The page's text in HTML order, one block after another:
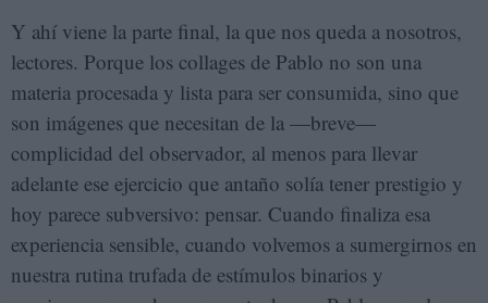
Y ahí viene la parte final, la que nos queda a nosotros,
lectores. Porque los collages de Pablo no son una
materia procesada y lista para ser consumida, sino que
son imágenes que necesitan de la —breve—
complicidad del observador, al menos para llevar
adelante ese ejercicio que antaño solía tener prestigio y
hoy parece subversivo: pensar. Cuando finaliza esa
experiencia sensible, cuando volvemos a sumergirnos en
nuestra rutina trufada de estímulos binarios y